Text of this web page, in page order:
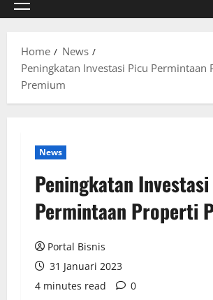
Home
News
Peningkatan Investasi Picu Permintaan
Premium
News
Peningkatan
Permintaan Properti
Portal Bisnis
31 Januari 2023
4 minutes read
0